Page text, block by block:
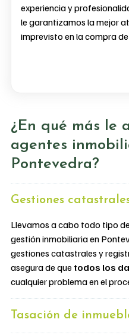
experiencia y
le garantizamos la mejor
imprevisto en la compra
¿En qué más le
agentes
Pontevedra?
Gestiones
Llevamos a cabo todo tipo
gestión inmobiliaria en
gestiones catastrales y
asegura de que todos los
cualquier problema en el
Tasación de